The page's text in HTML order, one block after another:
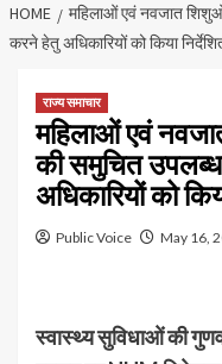
HOME
महिलाओं एवं नवजात
करने हेतु अधिकारियों को किया
राज्य समाचार
महिलाओं एवं
की समुचित
अधिकारियों को
Public Voice May 16,
स्वास्थ्य सुविधाओं की